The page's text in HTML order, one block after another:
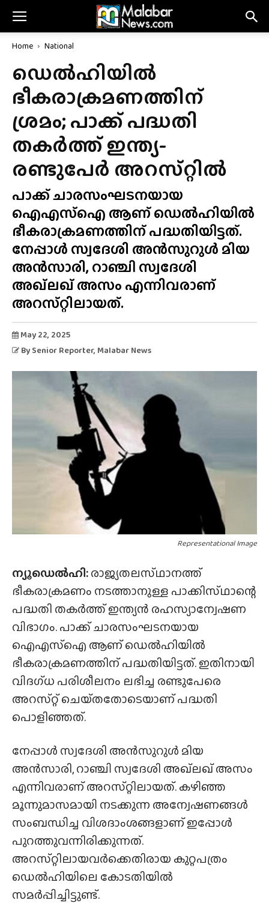
Home National
ഡെൽഹിയിൽ
ഭീകരാക്രമണത്തിന്
ശ്രമം; പാക്ക് പദ്ധതി
തകർത്ത് ഇന്ത്യ-
രണ്ടുപേർ അറസ്‌റ്റിൽ
പാക്ക് ചാരസംഘടനയായ
ഐഎസ്‌ഐ ആണ് ഡെൽഹിയിൽ
ഭീകരാക്രമണത്തിന് പദ്ധതിയിട്ടത്.
നേപ്പാൾ സ്വദേശി അൻസുറുൾ മിയ
അൻസാരി, റാഞ്ചി സ്വദേശി
അഖ്‌ലഖ്‌ അസം എന്നിവരാണ്
അറസ്‌റ്റിലായത്‌.
May 22, 2025
By Senior Reporter, Malabar News
Representational Image
ന്യൂഡെൽഹി:രാജ്യതലസ്‌ഥാനത്ത്
ഭീകരാക്രമണം നടത്താനുള്ള പാക്കിസ്‌ഥാന്റെ
പദ്ധതി തകർത്ത് ഇന്ത്യൻ രഹസ്യാന്വേഷണ
വിഭാഗം. പാക്ക് ചാരസംഘടനയായ
ഐഎസ്‌ഐ ആണ് ഡെൽഹിയിൽ
ഭീകരാക്രമണത്തിന് പദ്ധതിയിട്ടത്. ഇതിനായി
വിദഗ്‌ധ പരിശീലനം ലഭിച്ച രണ്ടുപേരെ
അറസ്‌റ്റ് ചെയ്‌തതോടെയാണ്‌ പദ്ധതി
പൊളിഞ്ഞത്.
നേപ്പാൾ സ്വദേശി അൻസുറുൾ മിയ
അൻസാരി, റാഞ്ചി സ്വദേശി അഖ്‌ലഖ്‌ അസം
എന്നിവരാണ് അറസ്‌റ്റിലായത്‌. കഴിഞ്ഞ
മൂന്നുമാസമായി നടക്കുന്ന അന്വേഷണങ്ങൾ
സംബന്ധിച്ച വിശദാംശങ്ങളാണ് ഇപ്പോൾ
പുറത്തുവന്നിരിക്കുന്നത്.
അറസ്‌റ്റിലായവർക്കെതിരായ കുറ്റപത്രം
ഡെൽഹിയിലെ കോടതിയിൽ
സമർപ്പിച്ചിട്ടുണ്ട്.